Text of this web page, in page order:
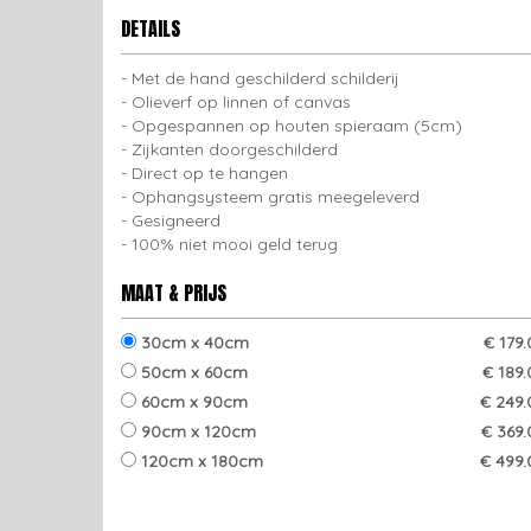
DETAILS
Met de hand geschilderd schilderij
Olieverf op linnen of canvas
Opgespannen op houten spieraam (5cm)
Zijkanten doorgeschilderd
Direct op te hangen
Ophangsysteem gratis meegeleverd
Gesigneerd
100% niet mooi geld terug
MAAT & PRIJS
30cm x 40cm
€
50cm x 60cm
€
60cm x 90cm
€
90cm x 120cm
€
120cm x 180cm
€